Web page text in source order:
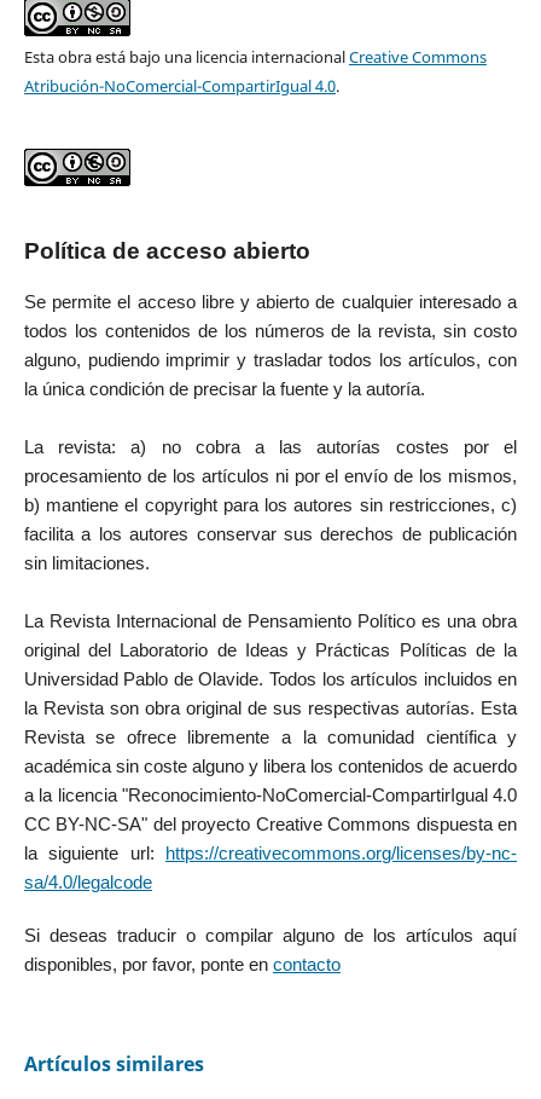
Esta obra está bajo una licencia internacionalCreative Commons
Atribución-NoComercial-CompartirIgual 4.0.
Política de acceso abierto
Se permite el acceso libre y abierto de cualquier interesado a
todos los contenidos de los números de la revista, sin costo
alguno, pudiendo imprimir y trasladar todos los artículos, con
la única condición de precisar la fuente y la autoría.
La revista: a) no cobra a las autorías costes por el
procesamiento de los artículos ni por el envío de los mismos,
b) mantiene el copyright para los autores sin restricciones, c)
facilita a los autores conservar sus derechos de publicación
sin limitaciones.
La Revista Internacional de Pensamiento Político es una obra
original del Laboratorio de Ideas y Prácticas Políticas de la
Universidad Pablo de Olavide. Todos los artículos incluidos en
la Revista son obra original de sus respectivas autorías. Esta
Revista se ofrece libremente a la comunidad científica y
académica sin coste alguno y libera los contenidos de acuerdo
a la licencia "Reconocimiento-NoComercial-CompartirIgual 4.0
CC BY-NC-SA" del proyecto Creative Commons dispuesta en
la siguiente url:
https://creativecommons.org/licenses/by-nc-
sa/4.0/legalcode
Si deseas traducir o compilar alguno de los artículos aquí
disponibles, por favor, ponte en contacto
Artículos similares